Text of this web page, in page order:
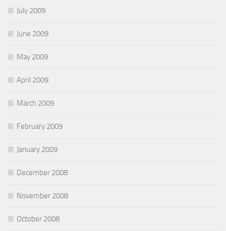
July 2009
June 2009
May 2009
April 2009
March 2009
February 2009
January 2009
December 2008
November 2008
October 2008